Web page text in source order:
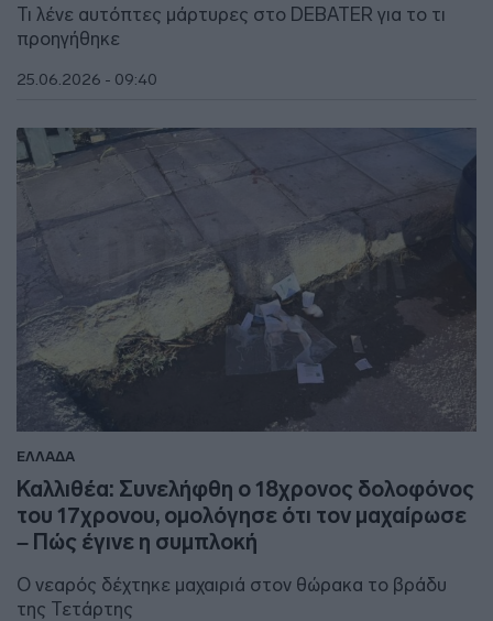
Τι λένε αυτόπτες μάρτυρες στο DEBATER για το τι
προηγήθηκε
25.06.2026 - 09:40
ΕΛΛΑΔΑ
Καλλιθέα: Συνελήφθη ο 18χρονος δολοφόνος
του 17χρονου, ομολόγησε ότι τον μαχαίρωσε
– Πώς έγινε η συμπλοκή
Ο νεαρός δέχτηκε μαχαιριά στον θώρακα το βράδυ
της Τετάρτης